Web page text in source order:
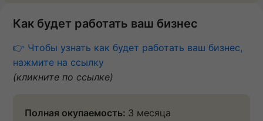
Как будет работать ваш бизнес
👉 Чтобы узнать как будет работать ваш бизнес,
нажмите на ссылку
(кликните по ссылке)
Полная окупаемость: 3 месяца